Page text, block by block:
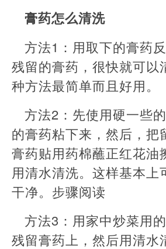
膏药怎么清洗
方法1：用取下的膏药
残留的膏药，很快就可以
种方法最简单而且好用。
方法2：先使用硬一些
的膏药粘下来，然后，把
膏药贴用药棉蘸正红花油
用清水清洗。这样基本上
干净。步骤阅读
方法3：用家中炒菜用
残留膏药上，然后用清水